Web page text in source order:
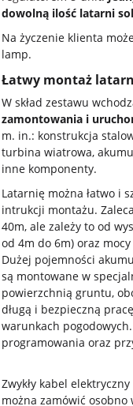
dowolną ilość latarni
Na życzenie klienta
lamp.
Łatwy montaż
W skład zestawu
zamontowania i
m. in.: konstrukcja
turbina wiatrowa,
inne komponenty.
Latarnię można łatwo i
intrukcji montażu.
40m, ale zależy to od
od 4m do 6m) oraz
Dużej pojemności
są montowane w
powierzchnią gruntu,
długą i bezpieczną
warunkach
programowania oraz
Zwykły kabel
można zamówić osobno